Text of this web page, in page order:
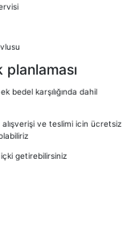
planlaması
bedel karşılığında dahil
ve teslimi icin ücretsiz
içki getirebilirsiniz